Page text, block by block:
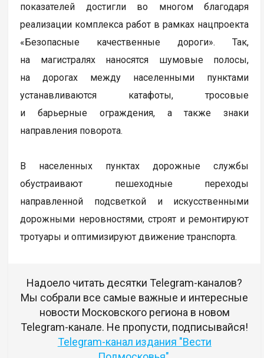
показателей достигли во многом благодаря
реализации комплекса работ в рамках нацпроекта
«Безопасные качественные дороги». Так,
на магистралях наносятся шумовые полосы,
на дорогах между населенными пунктами
устанавливаются катафоты, тросовые
и барьерные ограждения, а также знаки
направления поворота.
В населенных пунктах дорожные службы
обустраивают пешеходные переходы
направленной подсветкой и искусственными
дорожными неровностями, строят и ремонтируют
тротуары и оптимизируют движение транспорта.
Надоело читать десятки Telegram-каналов?
Мы собрали все самые важные и интересные
новости Московского региона в новом
Telegram-канале. Не пропусти, подписывайся!
Telegram-канал издания "Вести